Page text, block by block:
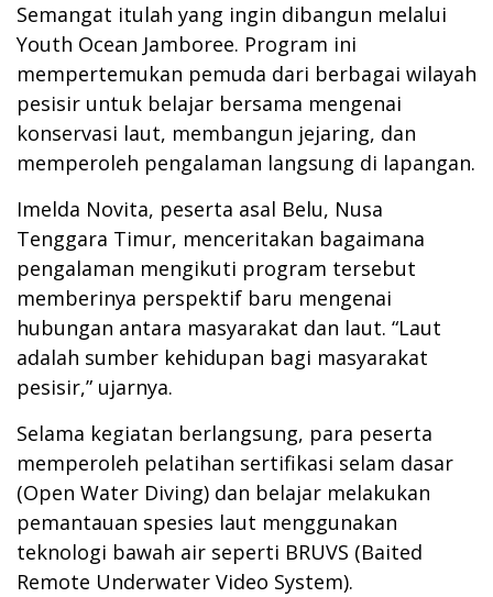
Semangat itulah yang ingin dibangun melalui
Youth Ocean Jamboree. Program ini
mempertemukan pemuda dari berbagai wilayah
pesisir untuk belajar bersama mengenai
konservasi laut, membangun jejaring, dan
memperoleh pengalaman langsung di lapangan.
Imelda Novita, peserta asal Belu, Nusa
Tenggara Timur, menceritakan bagaimana
pengalaman mengikuti program tersebut
memberinya perspektif baru mengenai
hubungan antara masyarakat dan laut. “Laut
adalah sumber kehidupan bagi masyarakat
pesisir,” ujarnya.
Selama kegiatan berlangsung, para peserta
memperoleh pelatihan sertifikasi selam dasar
(Open Water Diving) dan belajar melakukan
pemantauan spesies laut menggunakan
teknologi bawah air seperti BRUVS (Baited
Remote Underwater Video System).